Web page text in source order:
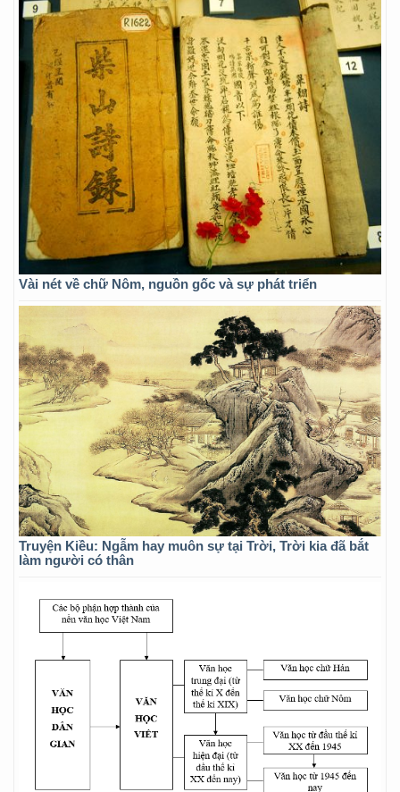
Vài nét về chữ Nôm, nguồn gốc và sự phát triển
Truyện Kiều: Ngẫm hay muôn sự tại Trời, Trời kia đã bắt
làm người có thân